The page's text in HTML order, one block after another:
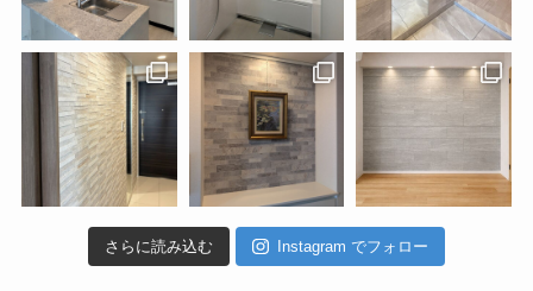
さらに読み込む Instagram でフォロー